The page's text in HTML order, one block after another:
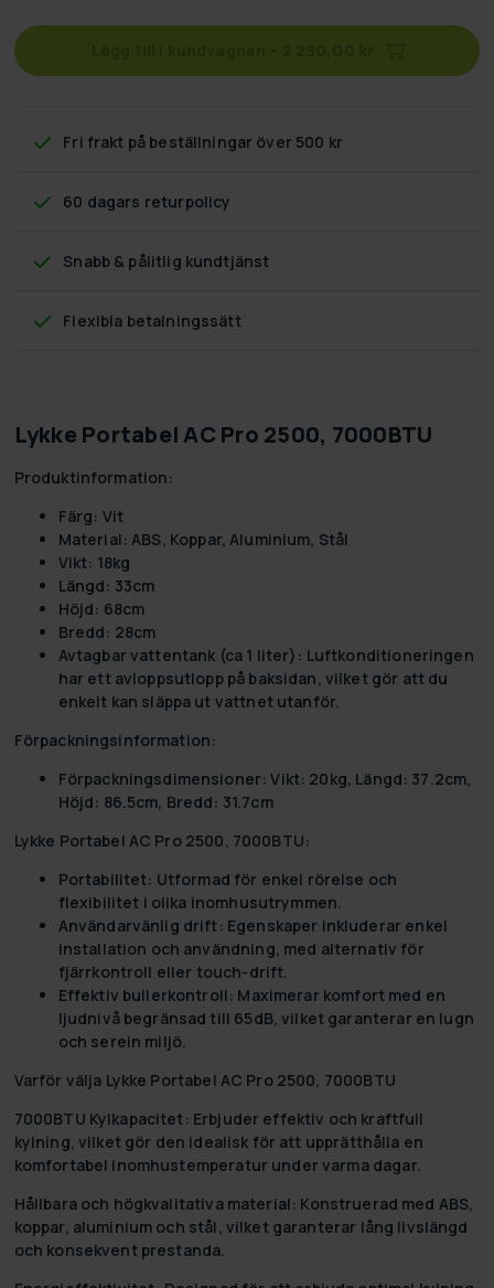
Fri frakt på beställningar över 500 kr
60 dagars returpolicy
Snabb & pålitlig kundtjänst
Flexibla betalningssätt
Lykke Portabel AC Pro 2500, 7000BTU
Produktinformation:
Färg: Vit
Material: ABS, Koppar, Aluminium, Stål
Vikt: 18kg
Längd: 33cm
Höjd: 68cm
Bredd: 28cm
Avtagbar vattentank (ca 1 liter): Luftkonditioneringen
har ett avloppsutlopp på baksidan, vilket gör att du
enkelt kan släppa ut vattnet utanför.
Förpackningsinformation:
Förpackningsdimensioner: Vikt: 20kg, Längd: 37.2cm,
Höjd: 86.5cm, Bredd: 31.7cm
Lykke Portabel AC Pro 2500, 7000BTU:
Portabilitet: Utformad för enkel rörelse och
flexibilitet i olika inomhusutrymmen.
Användarvänlig drift: Egenskaper inkluderar enkel
installation och användning, med alternativ för
fjärrkontroll eller touch-drift.
Effektiv bullerkontroll: Maximerar komfort med en
ljudnivå begränsad till 65dB, vilket garanterar en lugn
och serein miljö.
Varför välja Lykke Portabel AC Pro 2500, 7000BTU
7000BTU Kylkapacitet: Erbjuder effektiv och kraftfull
kylning, vilket gör den idealisk för att upprätthålla en
komfortabel inomhustemperatur under varma dagar.
Hållbara och högkvalitativa material: Konstruerad med ABS,
koppar, aluminium och stål, vilket garanterar lång livslängd
och konsekvent prestanda.